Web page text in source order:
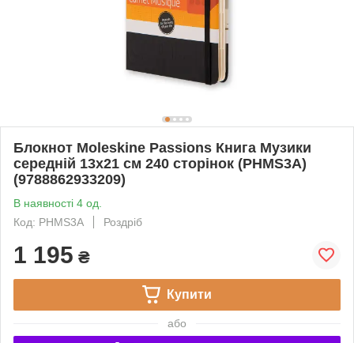
Блокнот Moleskine Passions Книга Музики
середній 13х21 см 240 сторінок (PHMS3A)
(9788862933209)
В наявності 4 од.
Код: PHMS3A
Роздріб
1 195 ₴
Купити
або